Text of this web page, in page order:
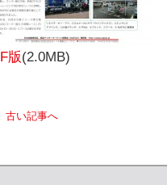
版(2.0MB)
古い記事へ